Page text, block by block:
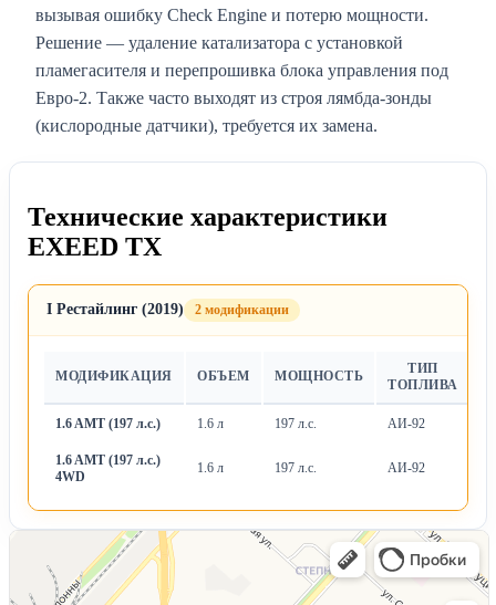
вызывая ошибку Check Engine и потерю мощности.
Решение — удаление катализатора с установкой
пламегасителя и перепрошивка блока управления под
Евро-2. Также часто выходят из строя лямбда-зонды
(кислородные датчики), требуется их замена.
Технические характеристики
EXEED TX
I Рестайлинг (2019) 2 модификации
МОДИФИКАЦИЯ ОБЪЕМ МОЩНОСТЬ
ТИП
ТОПЛИВА
1.6 AMT (197 л.с.) 1.6 л 197 л.с. АИ-92
1.6 AMT (197 л.с.)
4WD
1.6 л 197 л.с. АИ-92